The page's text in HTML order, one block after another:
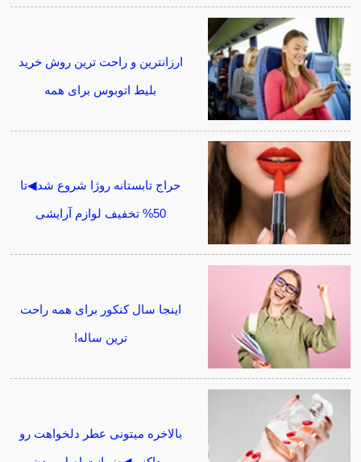
ارزانترین و راحت ترین روش خرید
بلیط اتوبوس برای همه
حراج تابستانه روژا شروع شد◀تا
50% تخفیف لوازم آرایشی
اینجا سال کنکور برای همه راحت
ترین ساله!
بالاخره میتونی عطر دلخواهت رو